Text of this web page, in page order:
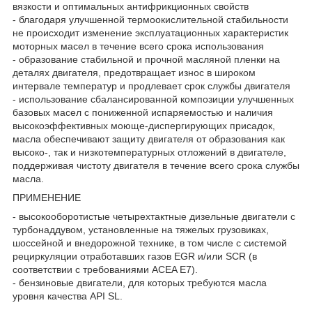
вязкости и оптимальных антифрикционных свойств
- благодаря улучшенной термоокислительной стабильности
не происходит изменение эксплуатационных характеристик
моторных масел в течение всего срока использования
- образование стабильной и прочной масляной пленки на
деталях двигателя, предотвращает износ в широком
интервале температур и продлевает срок службы двигателя
- использование сбалансированной композиции улучшенных
базовых масел с пониженной испаряемостью и наличия
высокоэффективных моюще-диспергирующих присадок,
масла обеспечивают защиту двигателя от образования как
высоко-, так и низкотемпературных отложений в двигателе,
поддерживая чистоту двигателя в течение всего срока службы
масла.
ПРИМЕНЕНИЕ
- высокооборотистые четырехтактные дизельные двигатели с
турбонаддувом, установленные на тяжелых грузовиках,
шоссейной и внедорожной технике, в том числе с системой
рециркуляции отработавших газов EGR и/или SCR (в
соответствии с требованиями ACEA E7).
- бензиновые двигатели, для которых требуются масла
уровня качества API SL.